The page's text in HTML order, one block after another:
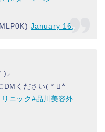
January 16,
)⸝
DMください( * ॑꒳
ニック#品川美容外